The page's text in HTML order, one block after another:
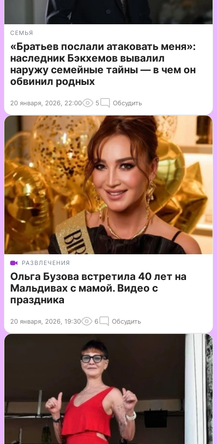
СЕМЬЯ
«Братьев послали атаковать меня»:
наследник Бэкхемов вывалил
наружу семейные тайны — в чем он
обвинил родных
20 января, 2026, 22:00 5 Обсудить
РАЗВЛЕЧЕНИЯ
Ольга Бузова встретила 40 лет на
Мальдивах с мамой. Видео с
праздника
20 января, 2026, 19:30 6 Обсудить